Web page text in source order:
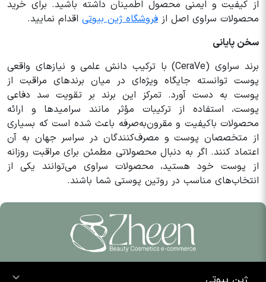
از کیفیت و ایمنی محصول اطمینان داشته باشید. برای خرید
محصولات سراوی اصل از فروشگاه ژین بیوتی اقدام نمایید.
سخن پایانی
برند سراوی (CeraVe) با ترکیب دانش علمی و نیازهای واقعی
پوست توانسته جایگاه ویژه‌ای در میان برندهای مراقبت از
پوست به دست آورد. تمرکز این برند بر تقویت سد دفاعی
پوست، استفاده از ترکیبات مؤثر مانند سرامیدها و ارائه
محصولات باکیفیت و مقرون‌به‌صرفه باعث شده است که بسیاری
از متخصصان پوست و مصرف‌کنندگان در سراسر جهان به آن
اعتماد کنند. اگر به دنبال محصولاتی مطمئن برای مراقبت روزانه
از پوست خود هستید، محصولات سراوی می‌توانند یکی از
انتخاب‌های مناسب در روتین پوستی شما باشند.